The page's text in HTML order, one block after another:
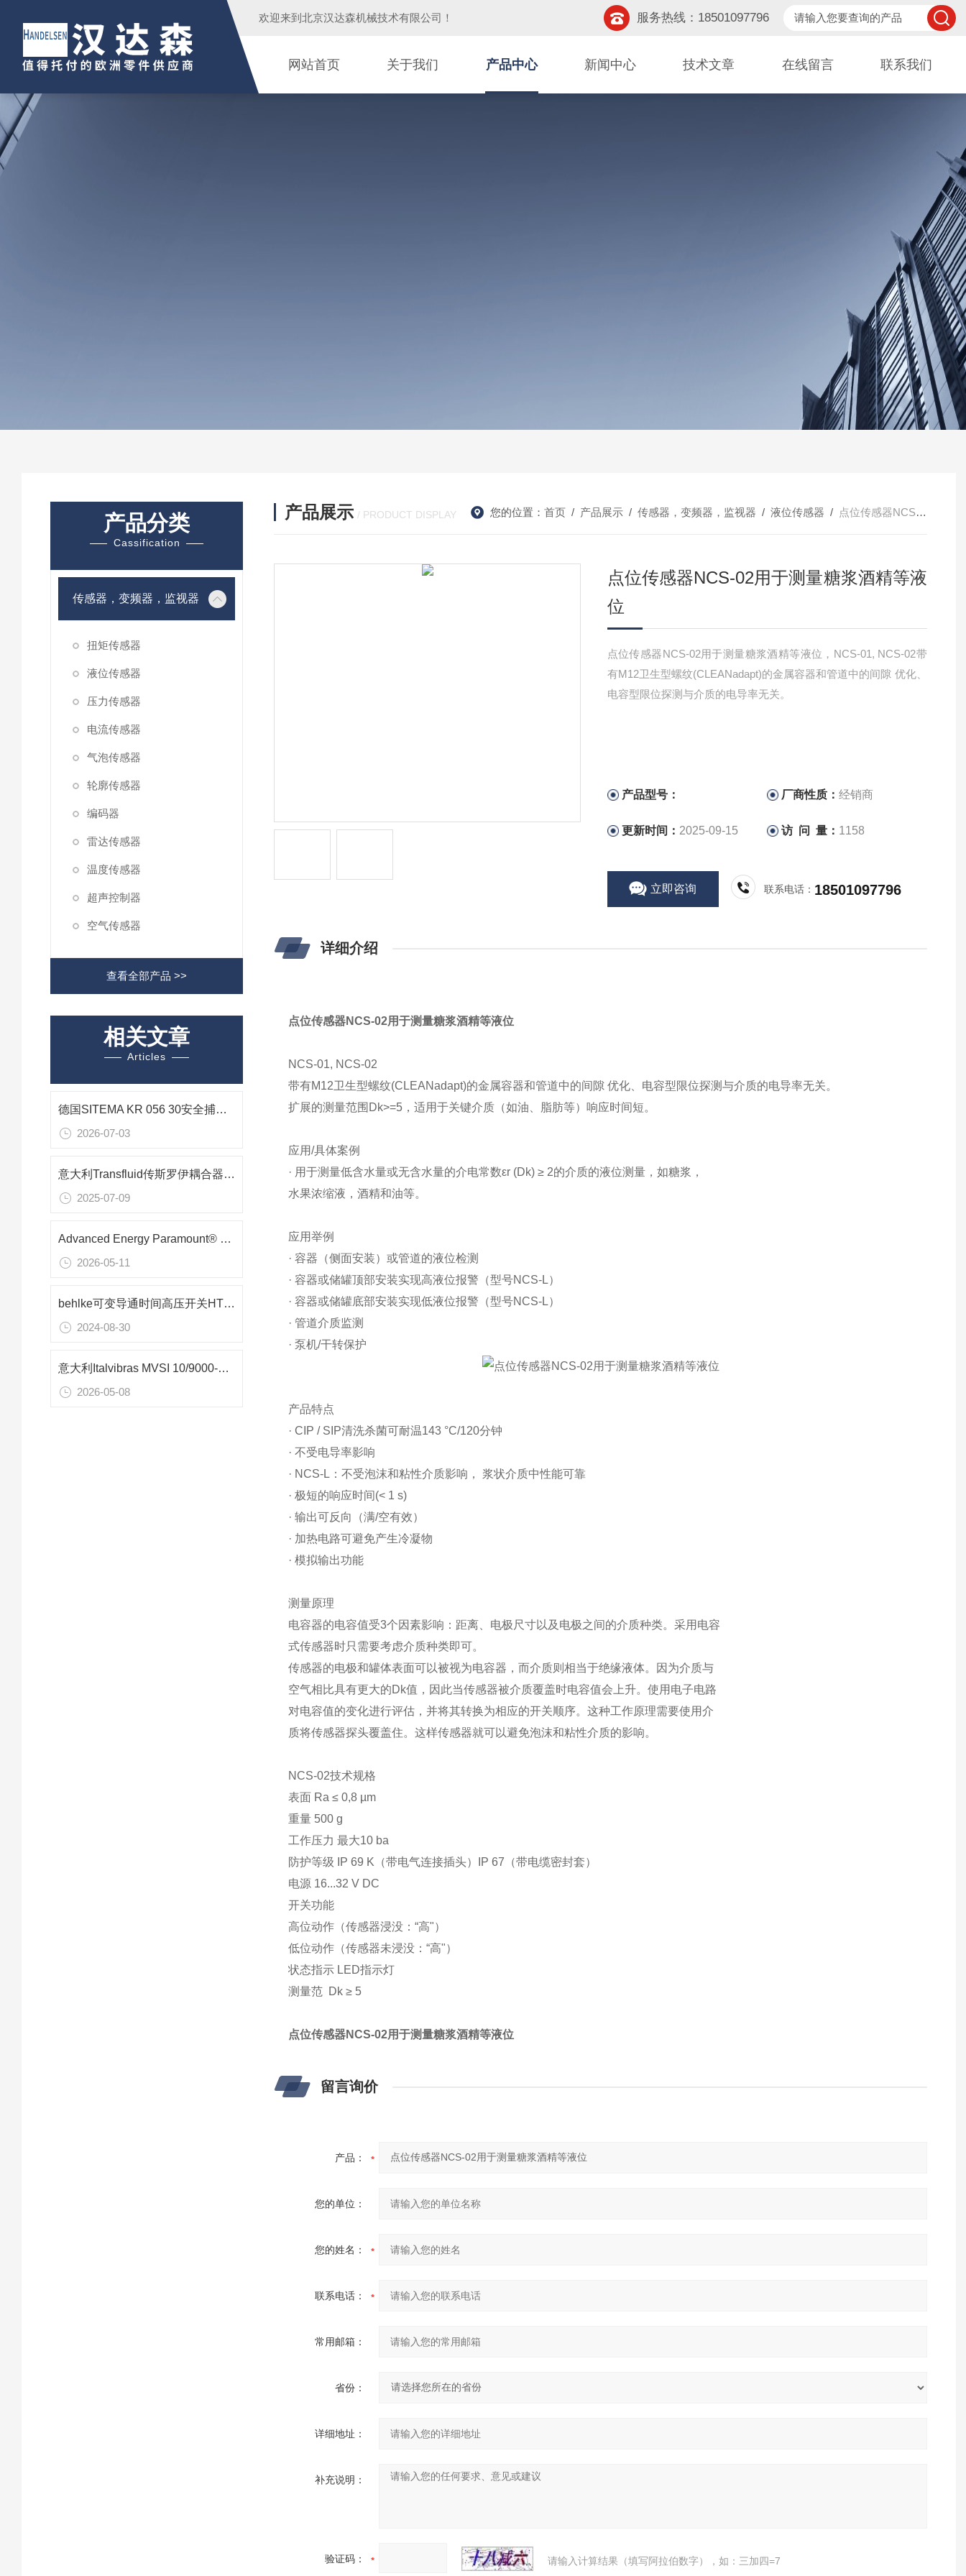
欢迎来到 北京汉达森机械技术有限公司 ！ 服务热线：18501097796
网站首页 关于我们 产品中心 新闻中心 技术文章 在线留言 联系我们
产品分类
Cassification
传感器，变频器，监视器
扭矩传感器
液位传感器
压力传感器
电流传感器
气泡传感器
轮廓传感器
编码器
雷达传感器
温度传感器
超声控制器
空气传感器
查看全部产品 >>
相关文章
Articles
德国SITEMA KR 056 30安全捕手在自动化重载升降模组中的安全应用技术研究
2026-07-03
意大利Transfluid传斯罗伊耦合器原厂直供
2025-07-09
Advanced Energy Paramount® HF 3kW直流电源在实验室中的应用及技术解析
2026-05-11
behlke可变导通时间高压开关HTS 651-03-LC
2024-08-30
意大利Italvibras MVSI 10/9000-S02振动电机：400V重型振动筛的核心动力
2026-05-08
产品展示 / PRODUCT DISPLAY 您的位置： 首页/ 产品展示/ 传感器，变频器，监视器 / 液位传感器 / 点位传感器NCS-02用于测量糖浆酒精等液位
点位传感器NCS-02用于测量糖浆酒精等液
位
点位传感器NCS-02用于测量糖浆酒精等液位，NCS-01, NCS-02带
有M12卫生型螺纹(CLEANadapt)的金属容器和管道中的间隙 优化、
电容型限位探测与介质的电导率无关。
产品型号： 厂商性质：经销商
更新时间： 2025-09-15 访 问 量： 1158
立即咨询 联系电话： 18501097796
详细介绍
点位传感器NCS-02用于测量糖浆酒精等液位
NCS-01, NCS-02
带有M12卫生型螺纹(CLEANadapt)的金属容器和管道中的间隙 优化、电容型限位探测与介质的电导率无关。
扩展的测量范围Dk>=5，适用于关键介质（如油、脂肪等）响应时间短。
应用/具体案例
· 用于测量低含水量或无含水量的介电常数εr (Dk) ≥ 2的介质的液位测量，如糖浆，
水果浓缩液，酒精和油等。
应用举例
· 容器（侧面安装）或管道的液位检测
· 容器或储罐顶部安装实现高液位报警（型号NCS-L）
· 容器或储罐底部安装实现低液位报警（型号NCS-L）
· 管道介质监测
· 泵机/干转保护
产品特点
· CIP / SIP清洗杀菌可耐温143 °C/120分钟
· 不受电导率影响
· NCS-L：不受泡沫和粘性介质影响， 浆状介质中性能可靠
· 极短的响应时间(< 1 s)
· 输出可反向（满/空有效）
· 加热电路可避免产生冷凝物
· 模拟输出功能
测量原理
电容器的电容值受3个因素影响：距离、电极尺寸以及电极之间的介质种类。采用电容
式传感器时只需要考虑介质种类即可。
传感器的电极和罐体表面可以被视为电容器，而介质则相当于绝缘液体。因为介质与
空气相比具有更大的Dk值，因此当传感器被介质覆盖时电容值会上升。使用电子电路
对电容值的变化进行评估，并将其转换为相应的开关顺序。这种工作原理需要使用介
质将传感器探头覆盖住。这样传感器就可以避免泡沫和粘性介质的影响。
NCS-02技术规格
表面 Ra ≤ 0,8 µm
重量 500 g
工作压力 最大10 ba
防护等级 IP 69 K（带电气连接插头）IP 67（带电缆密封套）
电源 16...32 V DC
开关功能
高位动作（传感器浸没：“高"）
低位动作（传感器未浸没：“高"）
状态指示 LED指示灯
测量范 Dk ≥ 5
点位传感器NCS-02用于测量糖浆酒精等液位
留言询价
产品：
您的单位：
您的姓名：
联系电话：
常用邮箱：
省份：
详细地址：
补充说明：
验证码： 请输入计算结果（填写阿拉伯数字），如：三加四=7